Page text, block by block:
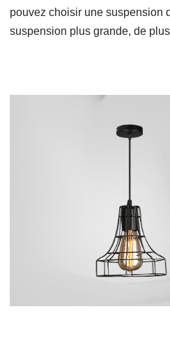
pouvez choisir une suspension
suspension plus grande, de